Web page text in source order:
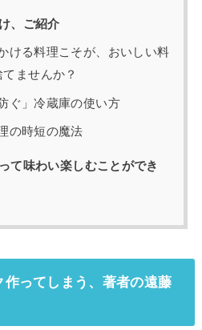
、ご紹介
ける料理こそが、おいしい料
ませんか？
ぐ」冷蔵庫の使い方
の時短の魔法
て味わい楽しむことができ
ってしまう、著者の遠藤